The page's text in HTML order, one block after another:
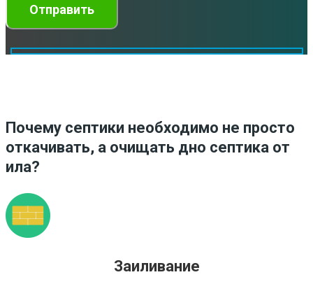
Почему септики необходимо не просто
откачивать, а очищать дно септика от
ила?
Заиливание